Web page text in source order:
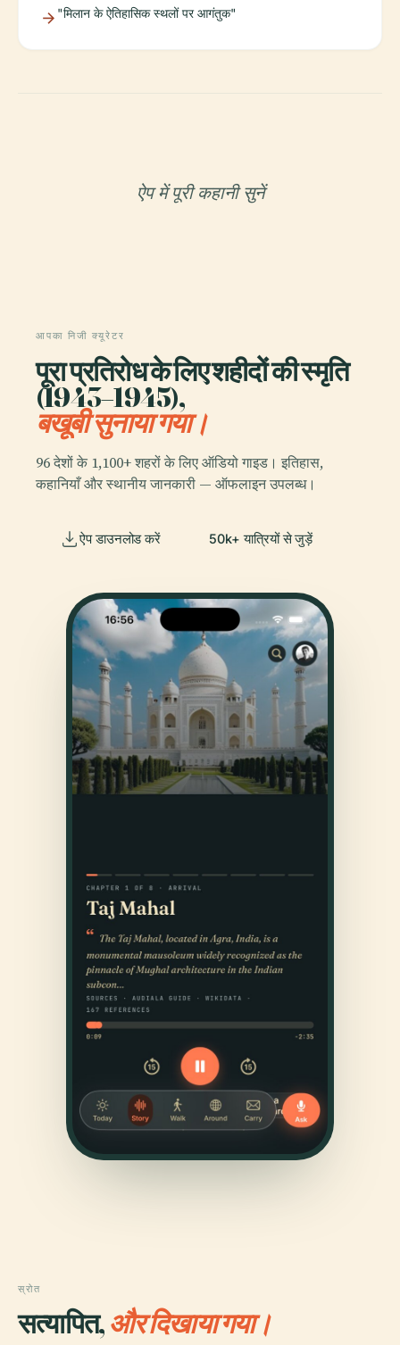
"मिलान के ऐतिहासिक स्थलों पर आगंतुक"
ऐप में पूरी कहानी सुनें
आपका निजी क्यूरेटर
पूरा प्रतिरोध के लिए शहीदों की स्मृति
(1943–1945),
बखूबी सुनाया गया।
96 देशों के 1,100+ शहरों के लिए ऑडियो गाइड। इतिहास,
कहानियाँ और स्थानीय जानकारी — ऑफलाइन उपलब्ध।
ऐप डाउनलोड करें 50k+ यात्रियों से जुड़ें
स्रोत
सत्यापित,और दिखाया गया।